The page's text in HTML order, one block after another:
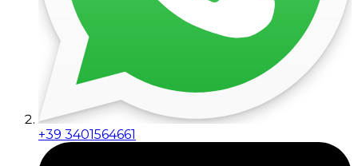
+39 3401564661